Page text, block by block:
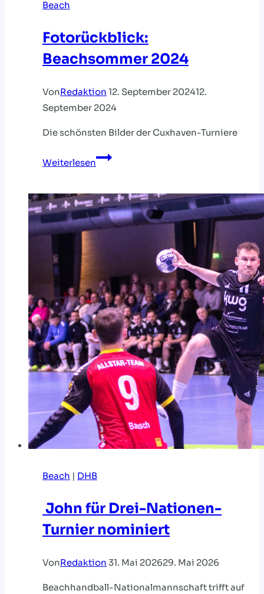
Beach
Fotorückblick:
Beachsommer 2024
VonRedaktion 12. September 202412.
September 2024
Die schönsten Bilder der Cuxhaven-Turniere
Weiterlesen
Fotorückblick:
Beach | DHB
John für Drei-Nationen-
Turnier nominiert
VonRedaktion 31. Mai 202629. Mai 2026
Beachhandball-Nationalmannschaft trifft auf